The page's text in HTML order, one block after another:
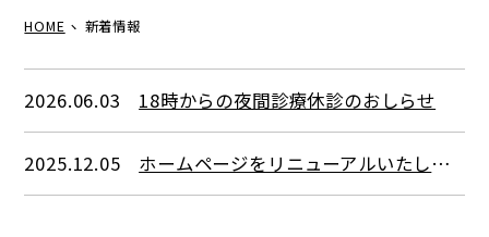
HOME 新着情報
2026.06.03 18時からの夜間診療休診のおしらせ
2025.12.05 ホームページをリニューアルいたしました！